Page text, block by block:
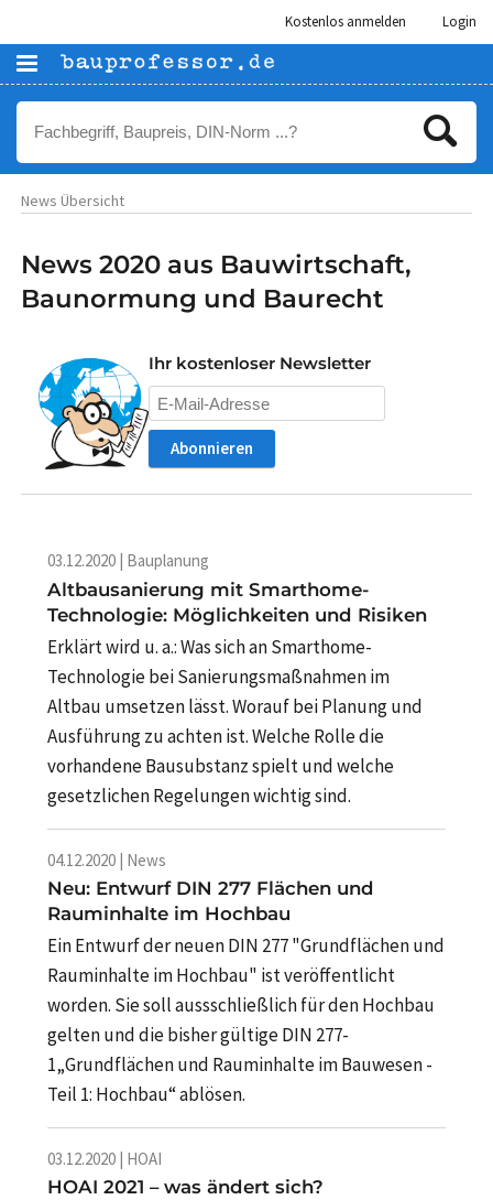
Kostenlos anmelden Login
News Übersicht
News 2020 aus Bauwirtschaft,
Baunormung und Baurecht
Ihr kostenloser Newsletter
Abonnieren
03.12.2020 | Bauplanung
Altbausanierung mit Smarthome-
Technologie: Möglichkeiten und Risiken
Erklärt wird u. a.: Was sich an Smarthome-
Technologie bei Sanierungsmaßnahmen im
Altbau umsetzen lässt. Worauf bei Planung und
Ausführung zu achten ist. Welche Rolle die
vorhandene Bausubstanz spielt und welche
gesetzlichen Regelungen wichtig sind.
04.12.2020 | News
Neu: Entwurf DIN 277 Flächen und
Rauminhalte im Hochbau
Ein Entwurf der neuen DIN 277 "Grundflächen und
Rauminhalte im Hochbau" ist veröffentlicht
worden. Sie soll aussschließlich für den Hochbau
gelten und die bisher gültige DIN 277-
1„Grundflächen und Rauminhalte im Bauwesen -
Teil 1: Hochbau“ ablösen.
03.12.2020 | HOAI
HOAI 2021 – was ändert sich?